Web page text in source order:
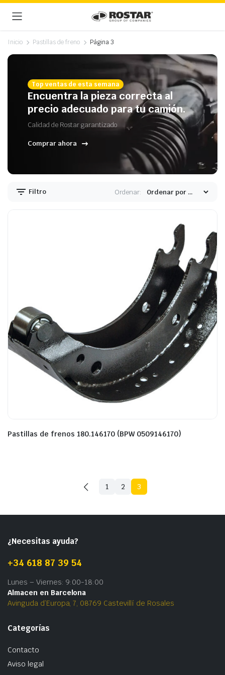
Inicio Pastillas de freno Página 3
Top ventas de esta semana
Encuentra la pieza correcta al
precio adecuado para tu camión.
Calidad de Rostar garantizado
Comprar ahora
Filtro Ordenar:
Pastillas de frenos 180.146170 (BPW 0509146170)
1 2 3
¿Necesitas ayuda?
+34 618 87 39 54
Lunes – Viernes: 9:00-18:00
Almacen en Barcelona
Avinguda d’Europa, 7, 08769 Castevillí de Rosales
Categorías
Contacto
Aviso legal